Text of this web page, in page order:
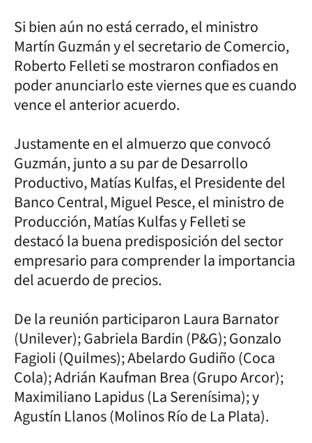
Si bien aún no está cerrado, el ministro
Martín Guzmán y el secretario de Comercio,
Roberto Felleti se mostraron confiados en
poder anunciarlo este viernes que es cuando
vence el anterior acuerdo.
Justamente en el almuerzo que convocó
Guzmán, junto a su par de Desarrollo
Productivo, Matías Kulfas, el Presidente del
Banco Central, Miguel Pesce, el ministro de
Producción, Matías Kulfas y Felleti se
destacó la buena predisposición del sector
empresario para comprender la importancia
del acuerdo de precios.
De la reunión participaron Laura Barnator
(Unilever); Gabriela Bardin (P&G); Gonzalo
Fagioli (Quilmes); Abelardo Gudiño (Coca
Cola); Adrián Kaufman Brea (Grupo Arcor);
Maximiliano Lapidus (La Serenísima); y
Agustín Llanos (Molinos Río de La Plata).